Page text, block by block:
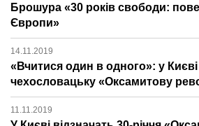
Брошура «30 років свободи:
Європи»
14.11.2019
«Вчитися один в одного»: у Києві
чехословацьку «Оксамитову
11.11.2019